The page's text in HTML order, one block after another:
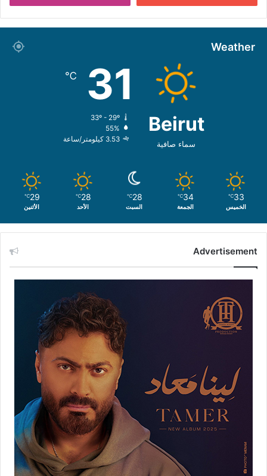
Weather
Beirut
سماء صافية
31
℃
33º - 29º
55%
3.53 كيلومتر/ساعة
33
℃
الخميس
34
℃
الجمعة
28
℃
السبت
28
℃
الأحد
29
℃
الأثنين
Advertisement